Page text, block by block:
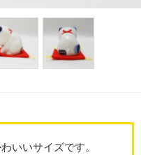
いいサイズです。